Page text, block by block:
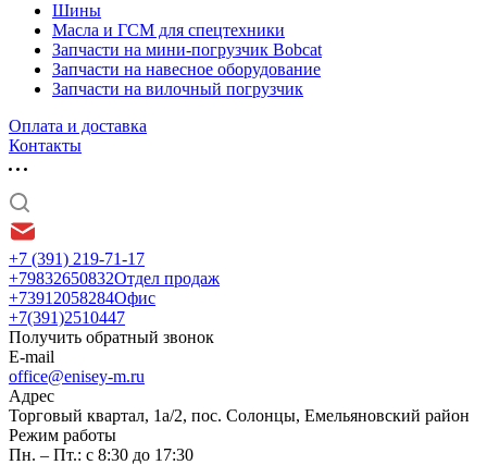
Шины
Масла и ГСМ для спецтехники
Запчасти на мини-погрузчик Bobcat
Запчасти на навесное оборудование
Запчасти на вилочный погрузчик
Оплата и доставка
Контакты
+7 (391) 219-71-17
+79832650832Отдел продаж
+73912058284Офис
+7(391)2510447
Получить обратный звонок
E-mail
office@enisey-m.ru
Адрес
​Торговый квартал, 1а/2, пос. Солонцы, Емельяновский район
Режим работы
Пн. – Пт.: с 8:30 до 17:30